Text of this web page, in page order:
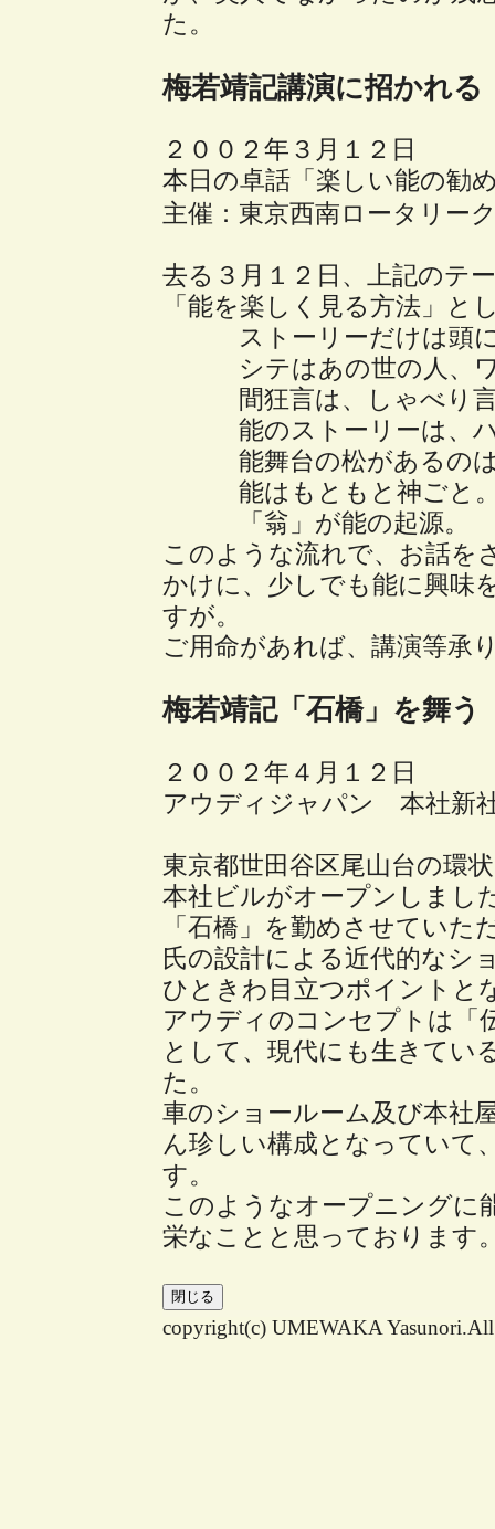
た。
梅若靖記講演に招かれる
２００２年３月１２日
本日の卓話「楽しい能の勧
主催：東京西南ロータリ
去る３月１２日、上記のテ
「能を楽しく見る方法」と
ストーリーだけは頭に
シテはあの世の人、ワ
間狂言は、しゃべり言
能のストーリーは、ハ
能舞台の松があるの
能はもともと神ごと
「翁」が能の起源。
このような流れで、お話を
かけに、少しでも能に興味
すが。
ご用命があれば、講演等承
梅若靖記「石橋」を舞う
２００２年４月１２日
アウディジャパン 本社新
東京都世田谷区尾山台の環
本社ビルがオープンしまし
「石橋」を勤めさせてい
氏の設計による近代的なシ
ひときわ目立つポイントと
アウディのコンセプトは「
として、現代にも生きてい
た。
車のショールーム及び本社
ん珍しい構成となっていて
す。
このようなオープニングに
栄なことと思っております
copyright(c) UMEWAKA Yasunori.All